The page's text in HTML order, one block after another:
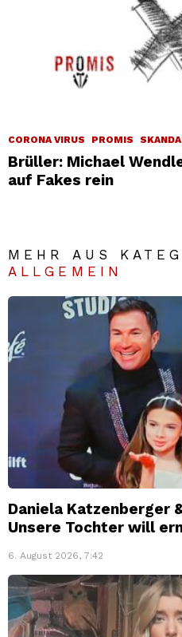
CORONA VIRUS PROMIS
Brüller: Michael
auf Fakes rein
MEHR AUS
ALLGEMEIN
Daniela Katzenberger
Unsere Tochter will
6. August 2026, 7:42